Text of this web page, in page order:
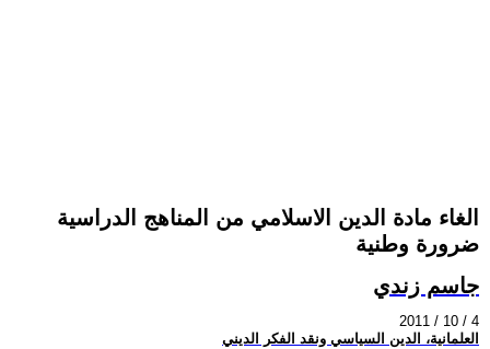
الغاء مادة الدين الاسلامي من المناهج الدراسية
ضرورة وطنية
جاسم زندي
2011 / 10 / 4
العلمانية، الدين السياسي ونقد الفكر الديني